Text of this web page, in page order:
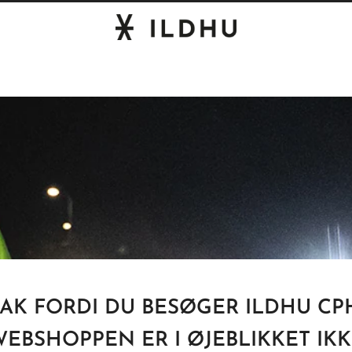
FORDI DU BESØGER ILDHU
ER I ØJEBLIKKET